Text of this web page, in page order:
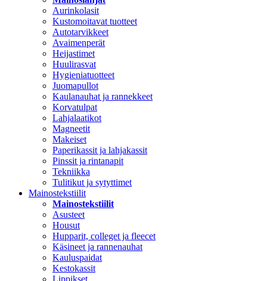
Aurinkolasit
Kustomoitavat tuotteet
Autotarvikkeet
Avaimenperät
Heijastimet
Huulirasvat
Hygieniatuotteet
Juomapullot
Kaulanauhat ja rannekkeet
Korvatulpat
Lahjalaatikot
Magneetit
Makeiset
Paperikassit ja lahjakassit
Pinssit ja rintanapit
Tekniikka
Tulitikut ja sytyttimet
Mainostekstiilit
Mainostekstiilit
Asusteet
Housut
Hupparit, colleget ja fleecet
Käsineet ja rannenauhat
Kauluspaidat
Kestokassit
Lippikset